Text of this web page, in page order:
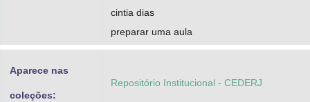
cintia dias
preparar uma aula
Aparece nas
coleções:
Repositório Institucional - CEDERJ